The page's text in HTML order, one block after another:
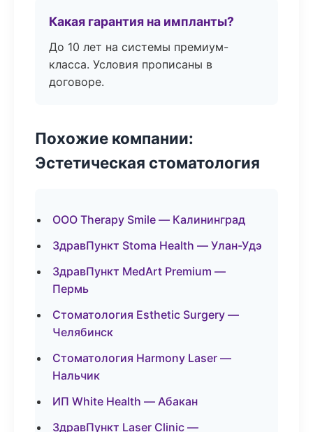
Какая гарантия на импланты?
До 10 лет на системы премиум-
класса. Условия прописаны в
договоре.
Похожие компании:
Эстетическая стоматология
ООО Therapy Smile — Калининград
ЗдравПункт Stoma Health — Улан-Удэ
ЗдравПункт MedArt Premium —
Пермь
Стоматология Esthetic Surgery —
Челябинск
Стоматология Harmony Laser —
Нальчик
ИП White Health — Абакан
ЗдравПункт Laser Clinic —